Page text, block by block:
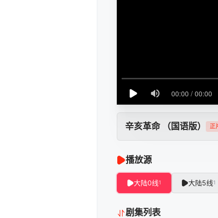
辛亥革命 （国语版） 正
播放源
大陆0线1 大陆5线1
剧集列表